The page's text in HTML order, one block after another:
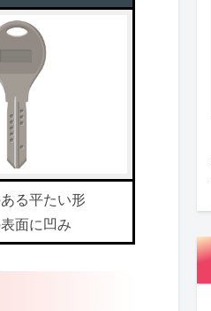
る平たい形
面に凹み